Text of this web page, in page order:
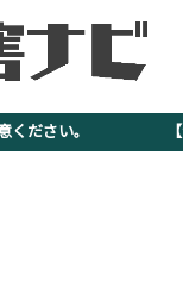
注意ください。 【注